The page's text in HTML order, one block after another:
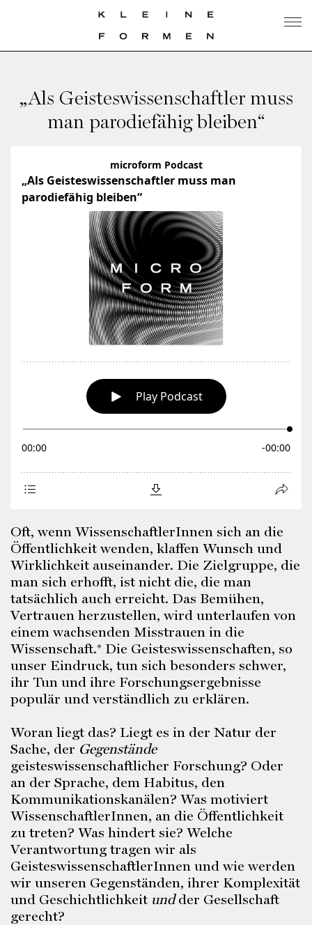
„Als Geisteswissenschaftler muss
man parodiefähig bleiben“
Oft, wenn WissenschaftlerInnen sich an die
Öffentlichkeit wenden, klaffen Wunsch und
Wirklichkeit auseinander. Die Zielgruppe, die
man sich erhofft, ist nicht die, die man
tatsächlich auch erreicht. Das Bemühen,
Vertrauen herzustellen, wird unterlaufen von
einem wachsenden Misstrauen in die
Wissenschaft.* Die Geisteswissenschaften, so
unser Eindruck, tun sich besonders schwer,
ihr Tun und ihre Forschungsergebnisse
populär und verständlich zu erklären.
Woran liegt das? Liegt es in der Natur der
Sache, der Gegenstände
geisteswissenschaftlicher Forschung? Oder
an der Sprache, dem Habitus, den
Kommunikationskanälen? Was motiviert
WissenschaftlerInnen, an die Öffentlichkeit
zu treten? Was hindert sie? Welche
Verantwortung tragen wir als
GeisteswissenschaftlerInnen und wie werden
wir unseren Gegenständen, ihrer Komplexität
und Geschichtlichkeit undder Gesellschaft
gerecht?